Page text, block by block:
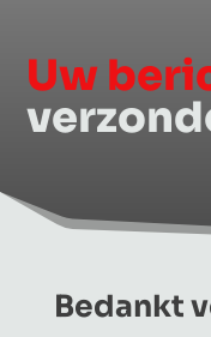
Uw
Bedankt